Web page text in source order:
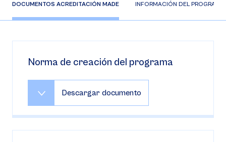
DOCUMENTOS ACREDITACIÓN MADE INFORMACIÓN DEL PROGRAMA
Norma de creación del programa
Descargar documento